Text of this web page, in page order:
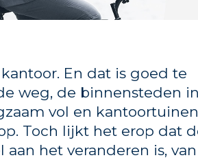
En dat is goed te
weg, de binnensteden
vol en kantoortuinen
Toch lijkt het erop dat
het veranderen is, van